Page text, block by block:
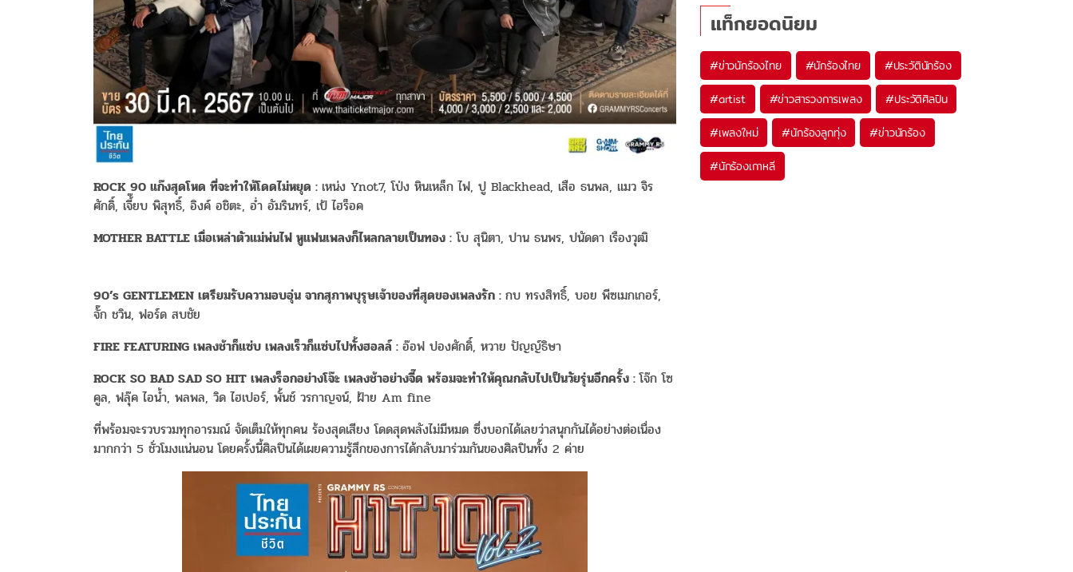
ROCK 90 แก๊งสุดโหด ที่จะทำให้โดดไม่หยุด : เหน่ง Ynot7, โป่ง หินเหล็ก ไฟ, ปู Blackhead, เสือ ธนพล, แมว จิร
ศักดิ์, เจี้๊ยบ พิสุทธิ์, อิงค์ อชิตะ, อ่ำ อัมรินทร์, เป้ ไฮร็อค
MOTHER BATTLE เมื่อเหล่าตัวแม่พ่นไฟ หูแฟนเพลงก็ไหลกลายเป็นทอง : โบ สุนิตา, ปาน ธนพร, ปนัดดา เรืองวุฒิ
90’s GENTLEMEN เตรียมรับความอบอุ่น จากสุภาพบุรุษเจ้าของที่สุดของเพลงรัก : กบ ทรงสิทธิ์, บอย พีซเมกเกอร์,
จั๊ก ชวิน, ฟอร์ด สบชัย
FIRE FEATURING เพลงช้าก็แซ่บ เพลงเร็วก็แซ่บไปทั้งฮอลล์ : อ๊อฟ ปองศักดิ์, หวาย ปัญญ์ธิษา
ROCK SO BAD SAD SO HIT เพลงร็อกอย่างโจ๊ะ เพลงช้าอย่างจี๊ด พร้อมจะทำให้คุณกลับไปเป็นวัยรุ่นอีกครั้ง :โจ๊ก โซ
คูล, ฟลุ๊ค ไอน้ำ, พลพล, วิด ไฮเปอร์, พั้นช์ วรกาญจน์, ฝ้าย Am fine
ที่พร้อมจะรวบรวมทุกอารมณ์ จัดเต็มให้ทุกคน ร้องสุดเสียง โดดสุดพลังไม่มีหมด ซึ่งบอกได้เลยว่าสนุกกันได้อย่างต่อเนื่อง
มากกว่า 5 ชั่วโมงแน่นอน โดยครั้งนี้ศิลปินได้เผยความรู้สึกของการได้กลับมาร่วมกันของศิลปินทั้ง 2 ค่าย
แท็กยอดนิยม
#ข่าวนักร้องไทย #นักร้องไทย #ประวัตินักร้อง
#artist #ข่าวสารวงการเพลง #ประวัติศิลปิน
#เพลงใหม่ #นักร้องลูกทุ่ง #ข่าวนักร้อง
#นักร้องเกาหลี